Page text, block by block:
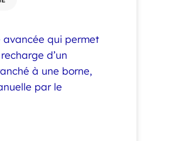
avancée qui permet
d’un
à une borne,
par le